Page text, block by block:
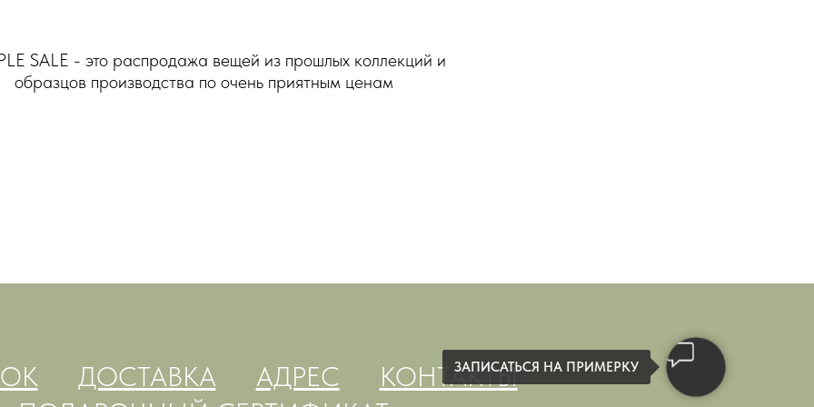
SALE - это распродажа вещей из прошлых коллекций и
образцов производства по очень приятным ценам
ЗАПИСАТЬСЯ НА ПРИМЕРКУ
ДОСТАВКА АДРЕС
КОНТАКТЫ